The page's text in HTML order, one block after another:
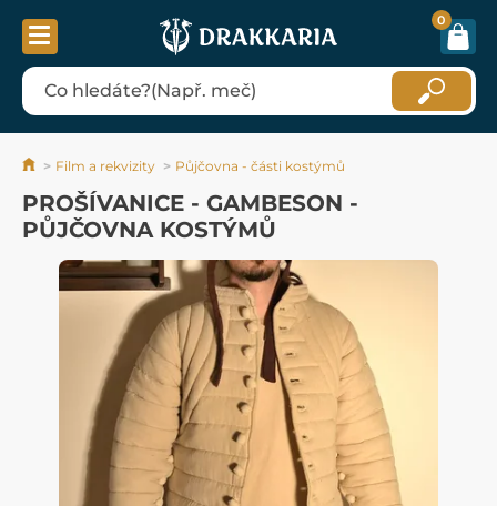
0
Film a rekvizity Půjčovna - části kostýmů
PROŠÍVANICE - GAMBESON -
PŮJČOVNA KOSTÝMŮ